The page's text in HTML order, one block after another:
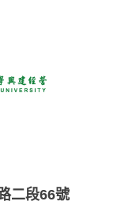
二段66號